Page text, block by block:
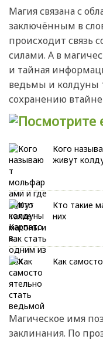
Магия связана с
заключённым в
происходит связь
силами. А в
и тайная
ведьмы и колдуны
сохранению
Кого
живут
Кто такие
них
Как
Магическое имя
заклинания. По